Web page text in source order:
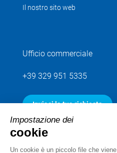
Il nostro sito web
Ufficio commerciale
+39 329 951 5335
Inviaci la tua richiesta
Seguici
Impostazione dei
cookie
Un cookie è un piccolo file che viene